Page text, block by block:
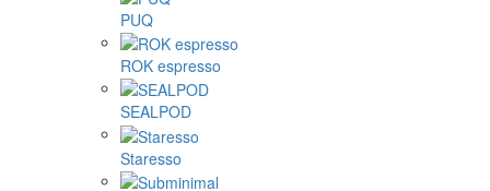
PUQ
ROK espresso
SEALPOD
Staresso